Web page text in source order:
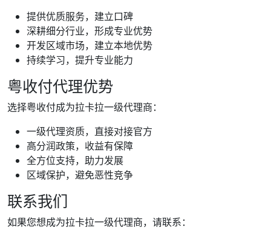
提供优质服务，建立口碑
深耕细分行业，形成专业优势
开发区域市场，建立本地优势
持续学习，提升专业能力
粤收付代理优势
选择粤收付成为拉卡拉一级代理商：
一级代理资质，直接对接官方
高分润政策，收益有保障
全方位支持，助力发展
区域保护，避免恶性竞争
联系我们
如果您想成为拉卡拉一级代理商，请联系：